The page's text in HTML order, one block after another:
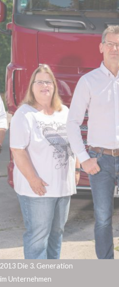
2013 Die 3. Generation
im Unternehmen